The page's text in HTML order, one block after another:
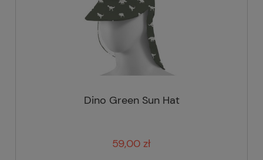
Dino Green Sun Hat
59,00 zł